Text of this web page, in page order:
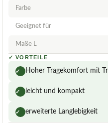
Farbe
Geeignet für
Maße L
✓ VORTEILE
✓ Hoher Tragekomfort mit
✓ leicht und kompakt
✓ erweiterte Langlebigkeit